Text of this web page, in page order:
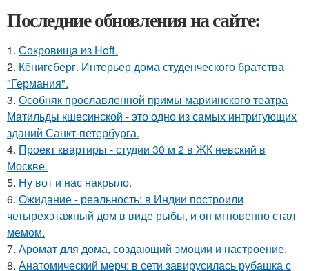
Последние обновления на сайте:
1. Сокровища из Hoff.
2. Кёнигсберг. Интерьер дома студенческого братства
"Германия".
3. Особняк прославленной примы мариинского театра
Матильды кшесинской - это одно из самых интригующих
зданий Санкт-петербурга.
4. Проект квартиры - студии 30 м 2 в ЖК невский в
Москве.
5. Ну вот и нас накрыло.
6. Ожидание - реальность: в Индии построили
четырехэтажный дом в виде рыбы, и он мгновенно стал
мемом.
7. Аромат для дома, создающий эмоции и настроение.
8. Анатомический мерч: в сети завирусилась рубашка с